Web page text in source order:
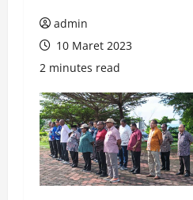
admin
10 Maret 2023
2 minutes read